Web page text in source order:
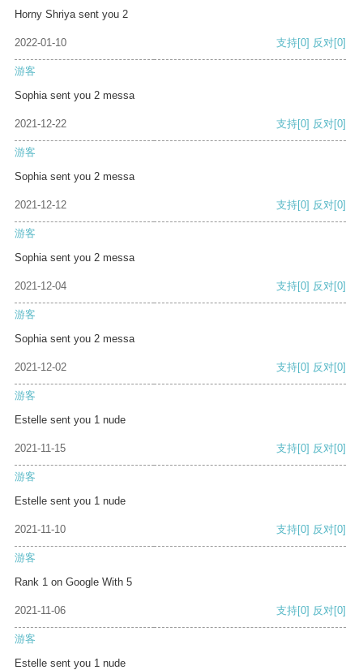
Horny Shriya sent you 2
2022-01-10 支持[0] 反对[0]
游客
Sophia sent you 2 messa
2021-12-22 支持[0] 反对[0]
游客
Sophia sent you 2 messa
2021-12-12 支持[0] 反对[0]
游客
Sophia sent you 2 messa
2021-12-04 支持[0] 反对[0]
游客
Sophia sent you 2 messa
2021-12-02 支持[0] 反对[0]
游客
Estelle sent you 1 nude
2021-11-15 支持[0] 反对[0]
游客
Estelle sent you 1 nude
2021-11-10 支持[0] 反对[0]
游客
Rank 1 on Google With 5
2021-11-06 支持[0] 反对[0]
游客
Estelle sent you 1 nude